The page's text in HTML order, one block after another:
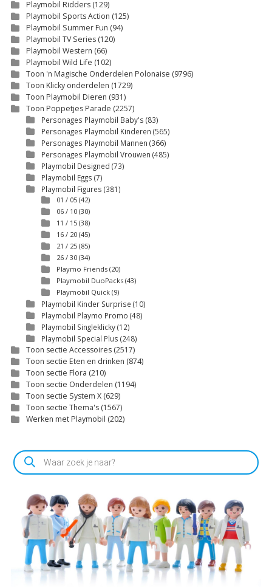
Playmobil Ridders (129)
Playmobil Sports Action (125)
Playmobil Summer Fun (94)
Playmobil TV Series (120)
Playmobil Western (66)
Playmobil Wild Life (102)
Toon 'n Magische Onderdelen Polonaise (9796)
Toon Klicky onderdelen (1729)
Toon Playmobil Dieren (931)
Toon Poppetjes Parade (2257)
Personages Playmobil Baby's (83)
Personages Playmobil Kinderen (565)
Personages Playmobil Mannen (366)
Personages Playmobil Vrouwen (485)
Playmobil Designed (73)
Playmobil Eggs (7)
Playmobil Figures (381)
01 / 05 (42)
06 / 10 (30)
11 / 15 (38)
16 / 20 (45)
21 / 25 (85)
26 / 30 (34)
Playmo Friends (20)
Playmobil DuoPacks (43)
Playmobil Quick (9)
Playmobil Kinder Surprise (10)
Playmobil Playmo Promo (48)
Playmobil Singleklicky(12)
Playmobil Special Plus (248)
Toon sectie Accessoires (2517)
Toon sectie Eten en drinken (874)
Toon sectie Flora (210)
Toon sectie Onderdelen (1194)
Toon sectie System X (629)
Toon sectie Thema's (1567)
Werken met Playmobil (202)
Producten
zoeken